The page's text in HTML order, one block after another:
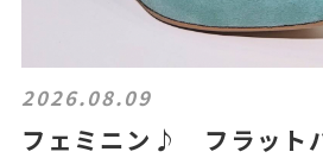
2026.08.09
フェミニン♪ フラット